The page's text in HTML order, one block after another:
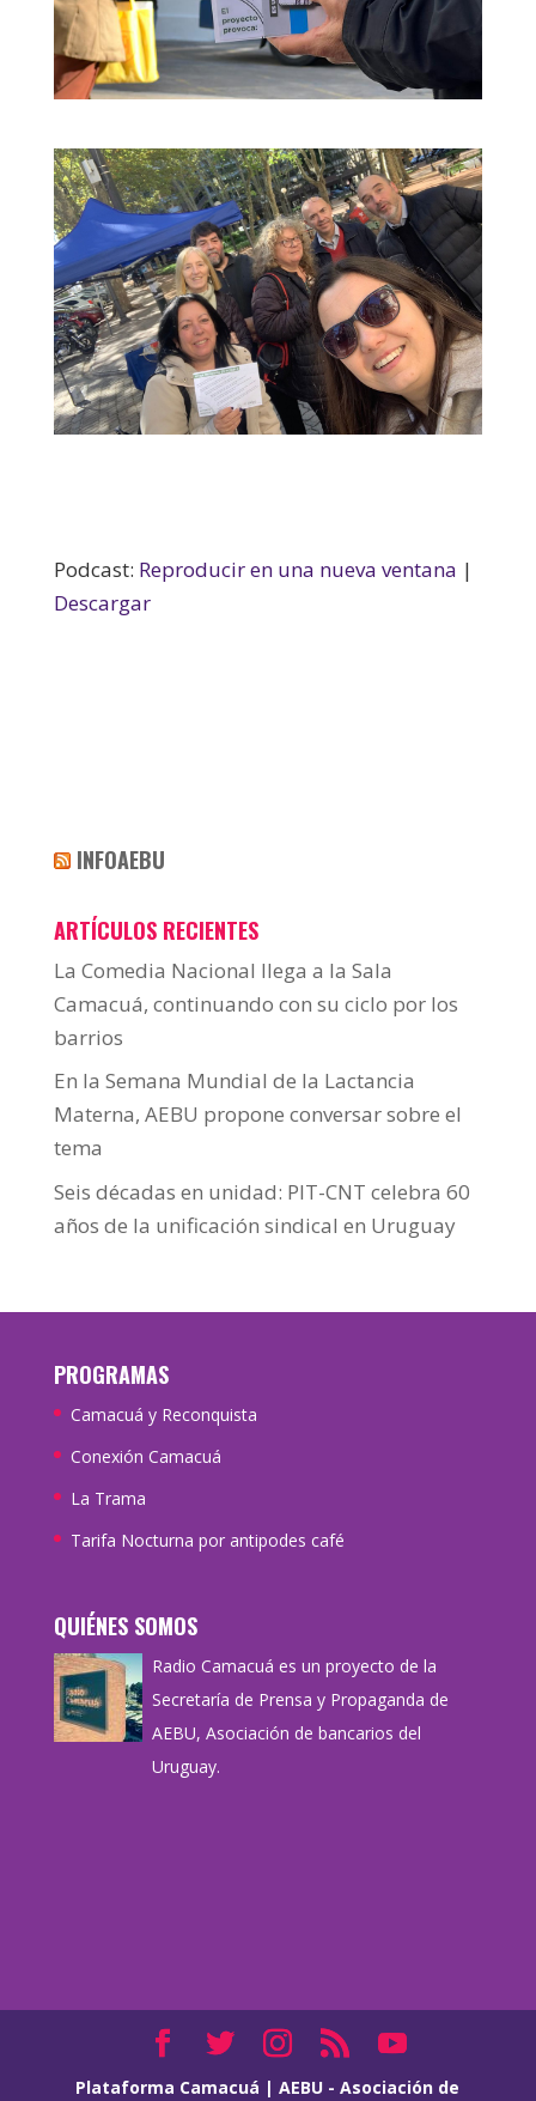
Podcast: Reproducir en una nueva ventana |
Descargar
INFOAEBU
ARTÍCULOS RECIENTES
La Comedia Nacional llega a la Sala
Camacuá, continuando con su ciclo por los
barrios
En la Semana Mundial de la Lactancia
Materna, AEBU propone conversar sobre el
tema
Seis décadas en unidad: PIT-CNT celebra 60
años de la unificación sindical en Uruguay
PROGRAMAS
Camacuá y Reconquista
Conexión Camacuá
La Trama
Tarifa Nocturna por antipodes café
QUIÉNES SOMOS
Radio Camacuá es un proyecto de la
Secretaría de Prensa y Propaganda de
AEBU, Asociación de bancarios del
Uruguay.
Plataforma Camacuá |AEBU - Asociación de